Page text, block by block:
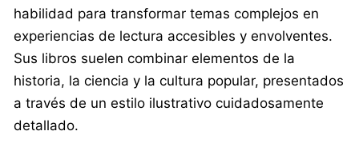
habilidad para transformar temas complejos en
experiencias de lectura accesibles y envolventes.
Sus libros suelen combinar elementos de la
historia, la ciencia y la cultura popular, presentados
a través de un estilo ilustrativo cuidadosamente
detallado.